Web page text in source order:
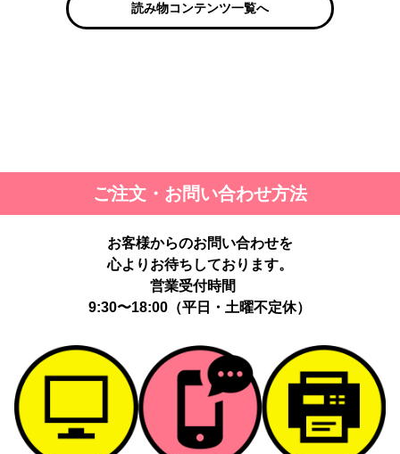
読み物コンテンツ一覧へ
ご注文・お問い合わせ方法
お客様からのお問い合わせを
心よりお待ちしております。
営業受付時間
9:30〜18:00（平日・土曜不定休）